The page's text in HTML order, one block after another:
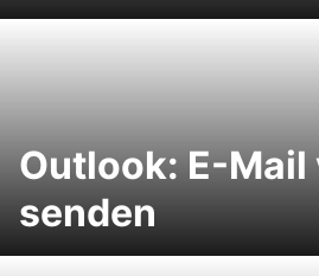
Outlook: E-
senden